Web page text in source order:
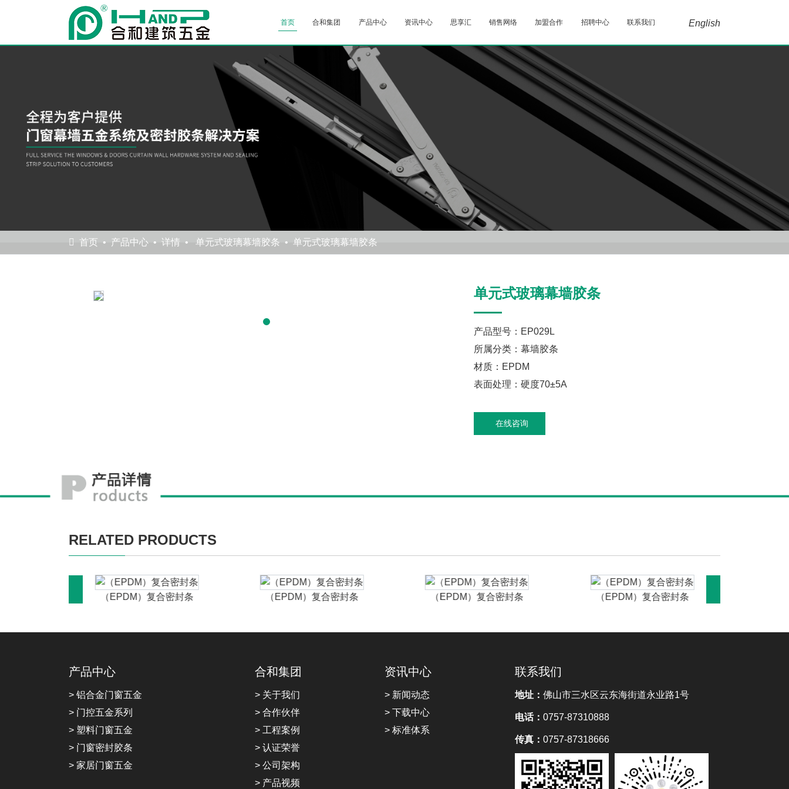
English
首页 合和集团 产品中心 资讯中心 思享汇 销售网络 加盟合作 招聘中心 联系我们
首页 产品中心 详情 单元式玻璃幕墙胶条 单元式玻璃幕墙胶条
单元式玻璃幕墙胶条
产品型号：EP029L
所属分类：幕墙胶条
材质：EPDM
表面处理：硬度70±5A
在线咨询
RELATED PRODUCTS
（EPDM）复合密封条 （EPDM）复合密封条 （EPDM）复合密封条 （EPDM）复合密封条
产品中心
> 铝合金门窗五金
> 门控五金系列
> 塑料门窗五金
> 门窗密封胶条
> 家居门窗五金
合和集团
> 关于我们
> 合作伙伴
> 工程案例
> 认证荣誉
> 公司架构
> 产品视频
资讯中心
> 新闻动态
> 下载中心
> 标准体系
联系我们
地址： 佛山市三水区云东海街道永业路1号
电话： 0757-87310888
传真： 0757-87318666